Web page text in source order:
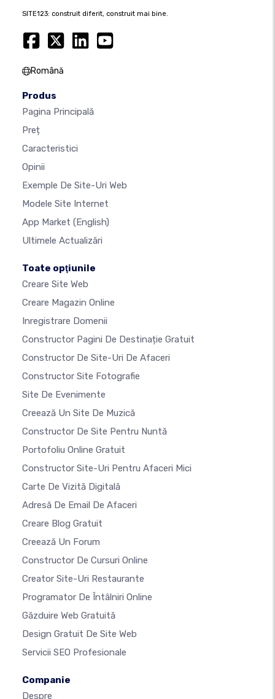
SITE123: construit diferit, construit mai bine.
Română
Produs
Pagina Principală
Preț
Caracteristici
Opinii
Exemple De Site-Uri Web
Modele Site Internet
App Market (English)
Ultimele Actualizări
Toate opţiunile
Creare Site Web
Creare Magazin Online
Inregistrare Domenii
Constructor Pagini De Destinație Gratuit
Constructor De Site-Uri De Afaceri
Constructor Site Fotografie
Site De Evenimente
Creează Un Site De Muzică
Constructor De Site Pentru Nuntă
Portofoliu Online Gratuit
Constructor Site-Uri Pentru Afaceri Mici
Carte De Vizită Digitală
Adresă De Email De Afaceri
Creare Blog Gratuit
Creează Un Forum
Constructor De Cursuri Online
Creator Site-Uri Restaurante
Programator De Întâlniri Online
Găzduire Web Gratuită
Design Gratuit De Site Web
Servicii SEO Profesionale
Companie
Despre